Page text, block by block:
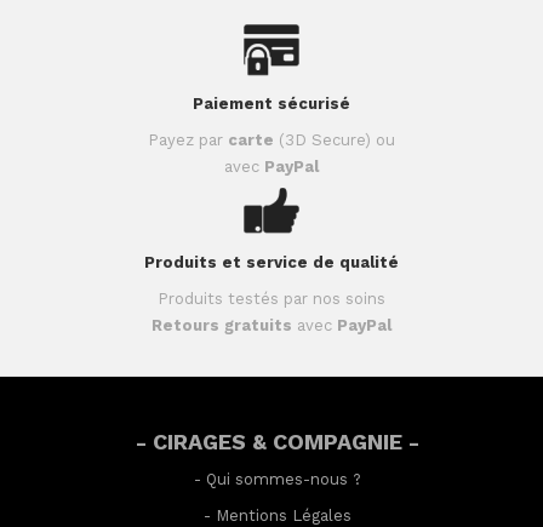
Paiement sécurisé
Payez par carte (3D Secure) ou
avec PayPal
Produits et service de qualité
Produits testés par nos soins
Retours gratuits avec PayPal
- CIRAGES & COMPAGNIE -
- Qui sommes-nous ?
- Mentions Légales